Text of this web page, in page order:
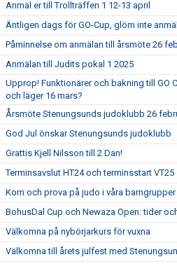
Anmäl er till Trollträffen 1 12-13 april
Äntligen dags för GO-Cup, glöm inte
Påminnelse om anmälan till årsmöte 26
Anmälan till Judits pokal 1 2025
Upprop! Funktionärer och bakning till GO
och läger 16 mars?
Årsmöte Stenungsunds judoklubb 26
God Jul önskar Stenungsunds judoklubb
Grattis Kjell Nilsson till 2 Dan!
Terminsavslut HT24 och terminsstart VT25
Kom och prova på judo i våra barngrupper
BohusDal Cup och Newaza Open: tider
Välkomna på nybörjarkurs för vuxna
Välkomna till årets julfest med